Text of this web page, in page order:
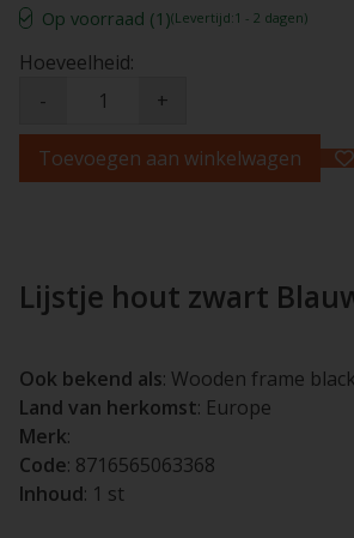
Op voorraad (1)(Levertijd:1 - 2 dagen)
Hoeveelheid:
-
+
Toevoegen aan winkelwagen
Lijstje hout zwart
Ook bekend als: Wooden frame
Land van herkomst: Europe
Merk:
Code: 8716565063368
Inhoud: 1 st